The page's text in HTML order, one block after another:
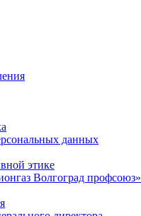
данных
этике
Волгоград профсоюз»